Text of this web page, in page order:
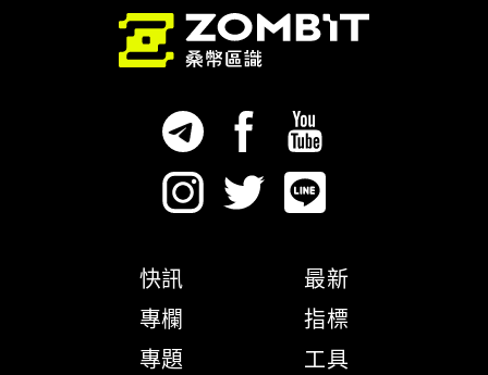
快訊
專欄
專題
最新
指標
工具